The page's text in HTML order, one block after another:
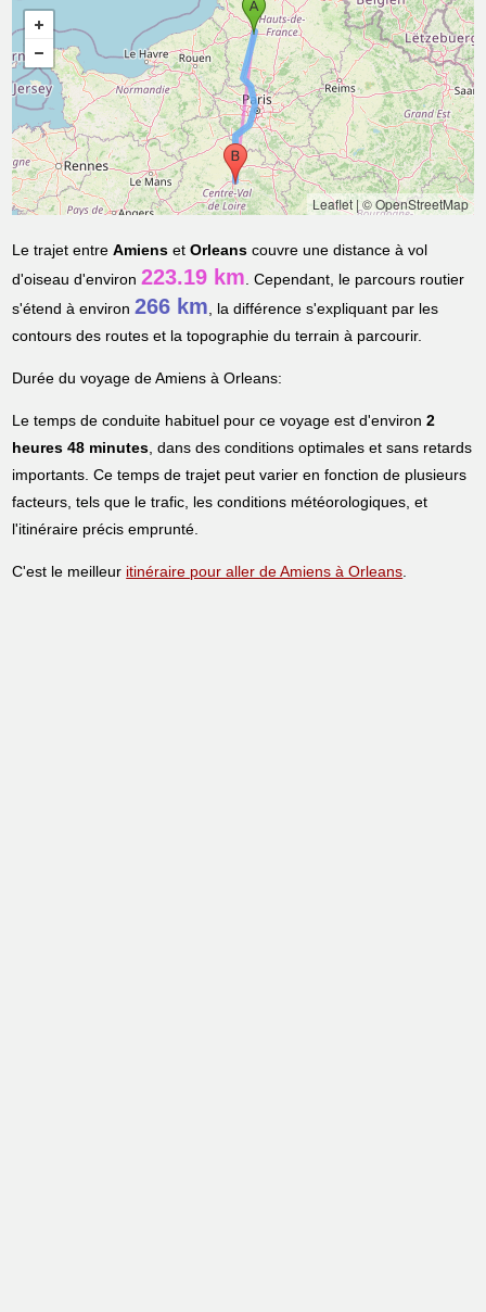
Leaflet|© OpenStreetMap
Le trajet entreAmiens etOrleans couvre une distance à vol
d'oiseau d'environ223.19 km. Cependant, le parcours routier
s'étend à environ266 km, la différence s'expliquant par les
contours des routes et la topographie du terrain à parcourir.
Durée du voyage de Amiens à Orleans:
Le temps de conduite habituel pour ce voyage est d'environ2
heures 48 minutes, dans des conditions optimales et sans retards
importants. Ce temps de trajet peut varier en fonction de plusieurs
facteurs, tels que le trafic, les conditions météorologiques, et
l'itinéraire précis emprunté.
C'est le meilleur itinéraire pour aller de Amiens à Orleans.